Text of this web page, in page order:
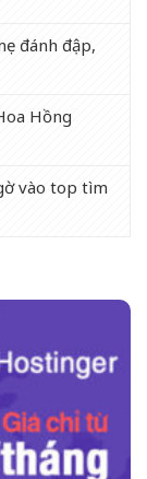
đánh đập,
Hồng
vào top tìm